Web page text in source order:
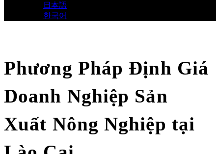
日本語
한국어
Phương Pháp Định Giá
Doanh Nghiệp Sản
Xuất Nông Nghiệp tại